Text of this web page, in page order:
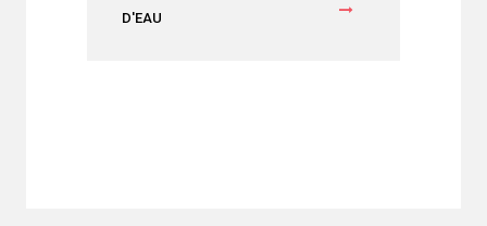
D'EAU